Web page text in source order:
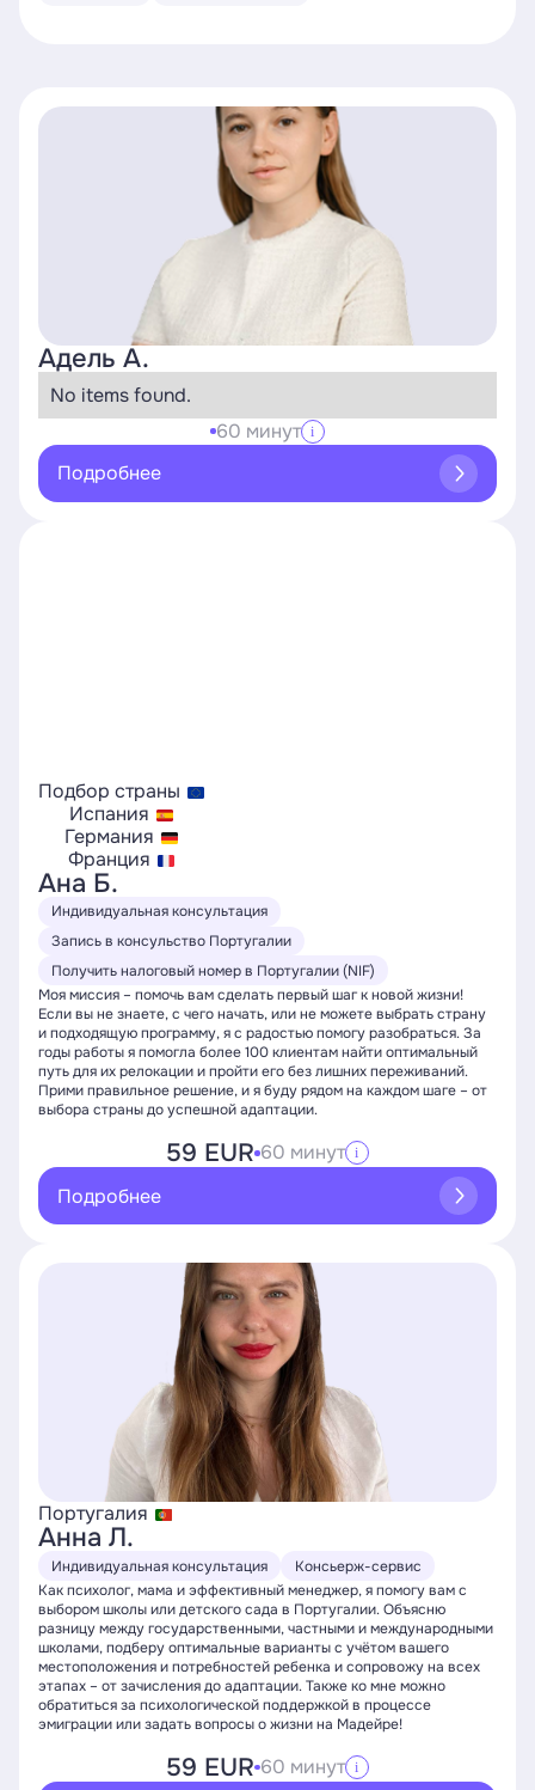
Адель А.
No items found.
60 минут
i
Подробнее
Подбор страны
Испания
Германия
Франция
Ана Б.
Индивидуальная консультация
Запись в консульство Португалии
Получить налоговый номер в Португалии (NIF)
Моя миссия – помочь вам сделать первый шаг к новой жизни!
Если вы не знаете, с чего начать, или не можете выбрать страну
и подходящую программу, я с радостью помогу разобраться. За
годы работы я помогла более 100 клиентам найти оптимальный
путь для их релокации и пройти его без лишних переживаний.
Прими правильное решение, и я буду рядом на каждом шаге – от
выбора страны до успешной адаптации.
59 EUR 60 минут i
Подробнее
Португалия
Анна Л.
Индивидуальная консультация
Консьерж-сервис
Как психолог, мама и эффективный менеджер, я помогу вам с
выбором школы или детского сада в Португалии. Объясню
разницу между государственными, частными и международными
школами, подберу оптимальные варианты с учётом вашего
местоположения и потребностей ребенка и сопровожу на всех
этапах – от зачисления до адаптации. Также ко мне можно
обратиться за психологической поддержкой в процессе
эмиграции или задать вопросы о жизни на Мадейре!
59 EUR 60 минут i